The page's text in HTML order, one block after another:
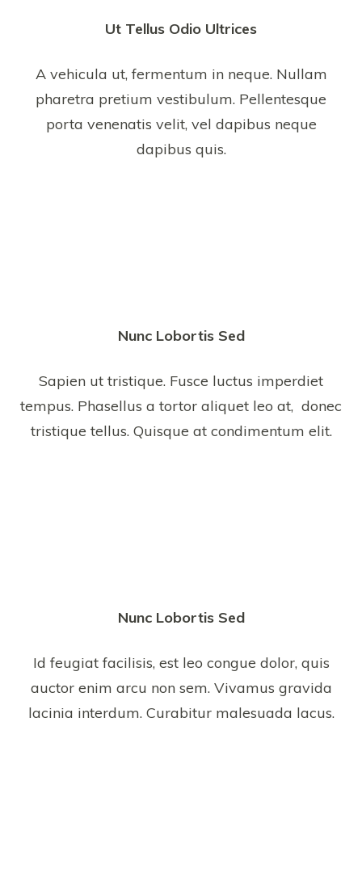
Ut Tellus Odio Ultrices
A vehicula ut, fermentum in neque. Nullam
pharetra pretium vestibulum. Pellentesque
porta venenatis velit, vel dapibus neque
dapibus quis.
Nunc Lobortis Sed
Sapien ut tristique. Fusce luctus imperdiet
tempus. Phasellus a tortor aliquet leo at, donec
tristique tellus. Quisque at condimentum elit.
Nunc Lobortis Sed
Id feugiat facilisis, est leo congue dolor, quis
auctor enim arcu non sem. Vivamus gravida
lacinia interdum. Curabitur malesuada lacus.